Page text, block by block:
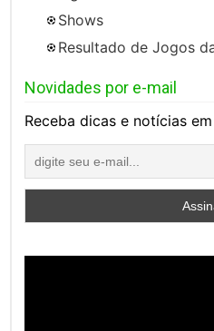
Shows
Resultado de Jogos
Novidades por e-mail
Receba dicas e notícias